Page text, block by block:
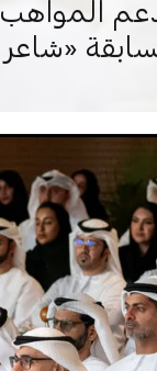
المواهب
«شاعر